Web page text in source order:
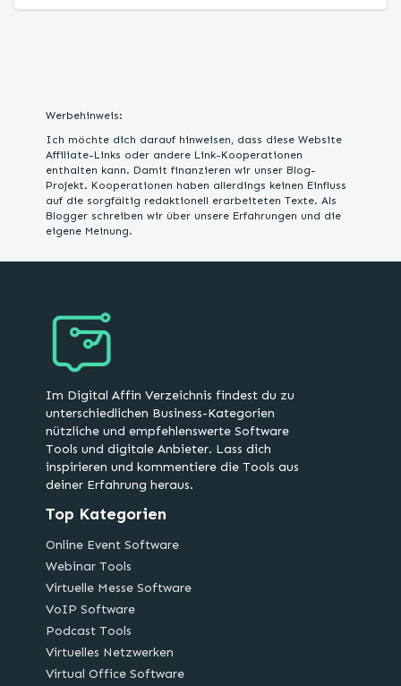
Werbehinweis:
Ich möchte dich darauf hinweisen, dass diese Website
Affiliate-Links oder andere Link-Kooperationen
enthalten kann. Damit finanzieren wir unser Blog-
Projekt. Kooperationen haben allerdings keinen Einfluss
auf die sorgfältig redaktionell erarbeiteten Texte. Als
Blogger schreiben wir über unsere Erfahrungen und die
eigene Meinung.
Im Digital Affin Verzeichnis findest du zu
unterschiedlichen Business-Kategorien
nützliche und empfehlenswerte Software
Tools und digitale Anbieter. Lass dich
inspirieren und kommentiere die Tools aus
deiner Erfahrung heraus.
Top Kategorien
Online Event Software
Webinar Tools
Virtuelle Messe Software
VoIP Software
Podcast Tools
Virtuelles Netzwerken
Virtual Office Software